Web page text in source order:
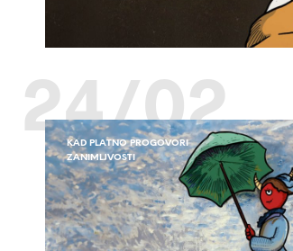
24/02
KAD PLATNO PROGOVORI
ZANIMLJVOSTI